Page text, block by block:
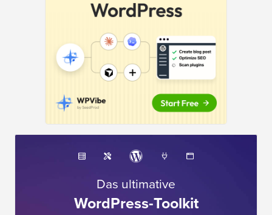
Das ultimative
WordPress-Toolkit